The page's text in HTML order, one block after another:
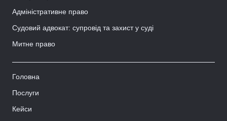
Адміністративне право
Судовий адвокат: супровід та захист у суді
Митне право
Головна
Послуги
Кейси